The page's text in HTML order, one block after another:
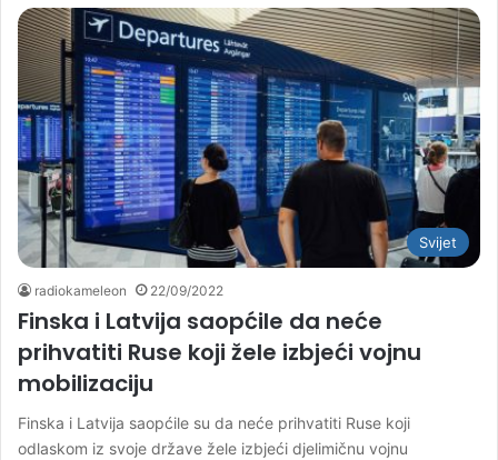
Svijet
radiokameleon 22/09/2022
Finska i Latvija saopćile da neće
prihvatiti Ruse koji žele izbjeći vojnu
mobilizaciju
Finska i Latvija saopćile su da neće prihvatiti Ruse koji
odlaskom iz svoje države žele izbjeći djelimičnu vojnu